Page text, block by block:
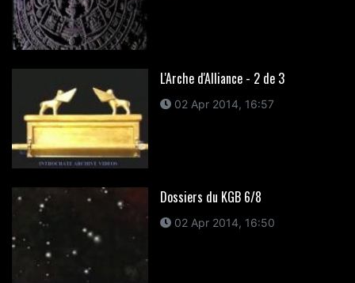
L'Arche d'Alliance - 2 de 3
02 Apr 2014, 16:57
Dossiers du KGB 6/8
02 Apr 2014, 16:50